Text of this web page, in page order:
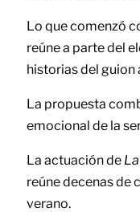
Lo que comenzó
reúne a parte del
historias del
La propuesta
emocional de la
La actuación de
reúne decenas de
verano.